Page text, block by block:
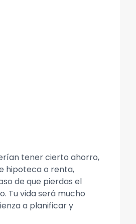
tener cierto ahorro,
hipoteca o renta,
de que pierdas el
Tu vida será mucho
a planificar y